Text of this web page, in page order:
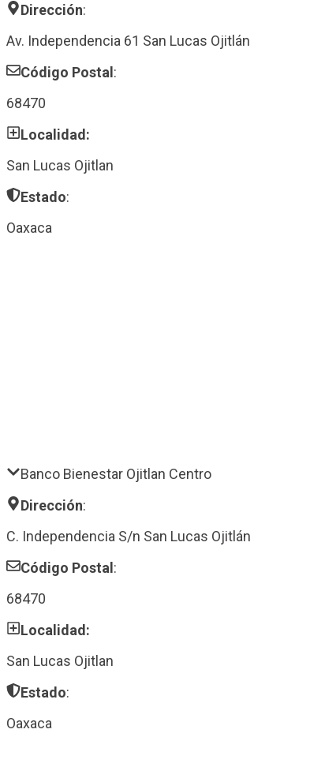
Dirección:
Av. Independencia 61 San Lucas Ojitlán
Código Postal:
68470
Localidad:
San Lucas Ojitlan
Estado:
Oaxaca
Banco Bienestar Ojitlan Centro
Dirección:
C. Independencia S/n San Lucas Ojitlán
Código Postal:
68470
Localidad:
San Lucas Ojitlan
Estado:
Oaxaca